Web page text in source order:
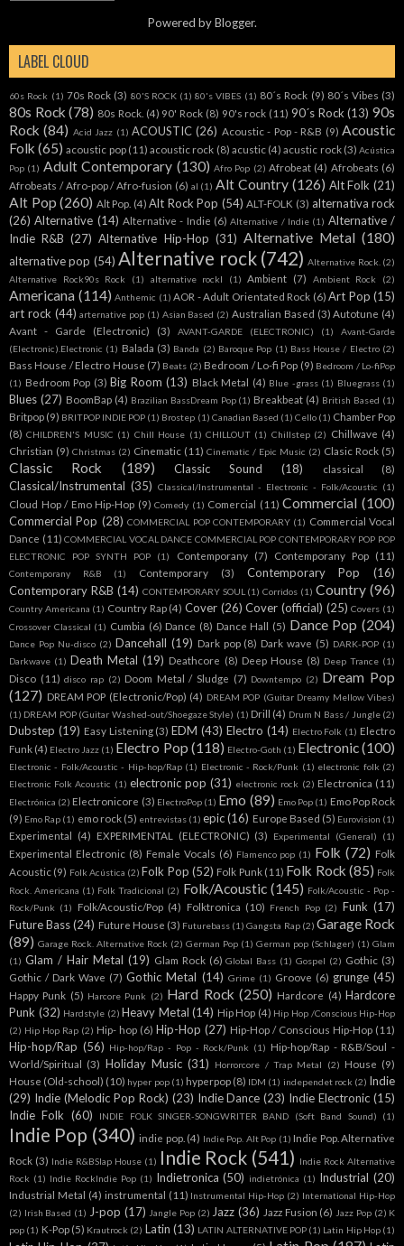
Powered byBlogger.
LABEL CLOUD
60s Rock (1) 70s Rock (3) 80'S ROCK (1) 80's VIBES (1) 80´s Rock (9) 80´s Vibes (3)
80s Rock (78) 80s Rock. (4) 90' Rock (8) 90's rock (11) 90´s Rock (13) 90s
Rock (84) Acid Jazz (1) ACOUSTIC (26) Acoustic - Pop - R&B (9) Acoustic
Folk (65) acoustic pop (11) acoustic rock (8) acustic (4) acustic rock (3) Acústica
Pop (1) Adult Contemporary (130) Afro Pop (2) Afrobeat (4) Afrobeats (6)
Afrobeats / Afro-pop / Afro-fusion (6) al (1) Alt Country (126) Alt Folk (21)
Alt Pop (260) Alt Pop. (4) Alt Rock Pop (54) ALT-FOLK (3) alternativa rock
(26) Alternative (14) Alternative - Indie (6) Alternative / Indie (1) Alternative /
Indie R&B (27) Alternative Hip-Hop (31) Alternative Metal (180)
alternative pop (54) Alternative rock (742) Alternative Rock. (2)
Alternative Rock90s Rock
(1) alternative rockl (1) Ambient (7) Ambient Rock (2)
Americana (114) Anthemic (1) AOR - Adult Orientated Rock (6) Art Pop (15)
art rock (44) arternative pop (1) Asian Based (2) Australian Based (3) Autotune (4)
Avant - Garde (Electronic)
(3) AVANT-GARDE (ELECTRONIC) (1)
Avant-Garde
(Electronic).Electronic (1) Balada (3) Banda (2) Baroque Pop (1) Bass House / Electro (2)
Bass House / Electro House (7) Beats (2) Bedroom / Lo-fi Pop (9) Bedroom / Lo-fiPop
(1) Bedroom Pop (3) Big Room (13) Black Metal (4) Blue -grass (1) Bluegrass (1)
Blues (27) BoomBap (4) Brazilian BassDream Pop (1) Breakbeat (4) British Based (1)
Britpop (9) BRITPOP INDIE POP (1) Brostep (1) Canadian Based (1) Cello (1) Chamber Pop
(8) CHILDREN'S MUSIC (1) Chill House (1) CHILLOUT (1) Chillstep (2) Chillwave (4)
Christian (9) Christmas (2) Cinematic (11) Cinematic / Epic Music (2) Clasic Rock (5)
Classic Rock (189) Classic Sound (18) classical (8)
Classical/Instrumental (35) Classical/Instrumental - Electronic - Folk/Acoustic (1)
Cloud Hop / Emo Hip-Hop (9) Comedy (1) Comercial (11) Commercial (100)
Commercial Pop (28) COMMERCIAL POP CONTEMPORARY (1) Commercial Vocal
Dance (11) COMMERCIAL VOCAL DANCE COMMERCIAL POP CONTEMPORARY POP POP
ELECTRONIC POP SYNTH POP
(1) Contemporany (7) Contemporany Pop (11)
Contemporany R&B (1) Contemporary (3) Contemporary Pop
(16)
Contemporary R&B (14) CONTEMPORARY SOUL (1) Corridos (1) Country (96)
Country Americana (1) Country Rap (4) Cover (26) Cover (official) (25) Covers (1)
Crossover Classical (1) Cumbia (6) Dance (8) Dance Hall (5) Dance Pop (204)
Dance Pop Nu-disco (2) Dancehall (19) Dark pop (8) Dark wave (5) DARK-POP (1)
Darkwave (1) Death Metal (19) Deathcore (8) Deep House (8) Deep Trance (1)
Disco (11) disco rap (2) Doom Metal / Sludge (7) Downtempo (2) Dream Pop
(127) DREAM POP (Electronic/Pop) (4) DREAM POP (Guitar Dreamy Mellow Vibes)
(1) DREAM POP (Guitar Washed-out/Shoegaze Style) (1) Drill (4) Drum N Bass / Jungle (2)
Dubstep (19) Easy Listening (3) EDM (43) Electro (14) Electro Folk (1) Electro
Funk (4) Electro Jazz (1) Electro Pop (118) Electro-Goth (1) Electronic(100)
Electronic - Folk/Acoustic - Hip-hop/Rap (1) Electronic - Rock/Punk (1) electronic folk (2)
Electronic Folk Acoustic (1) electronic pop (31) electronic rock (2) Electronica (11)
Electrónica (2) Electronicore (3) ElectroPop (1) Emo (89) Emo Pop (1) Emo Pop Rock
(9) Emo Rap (1) emo rock (5) entrevistas (1) epic (16) Europe Based (5) Eurovision (1)
Experimental (4) EXPERIMENTAL (ELECTRONIC) (3) Experimental (General) (1)
Experimental Electronic (8) Female Vocals (6) Flamenco pop (1) Folk (72) Folk
Acoustic (9) Folk Acústica (2) Folk Pop (52) Folk Punk (11) Folk Rock (85) Folk
Rock. Americana (1) Folk Tradicional (2) Folk/Acoustic (145) Folk/Acoustic - Pop -
Rock/Punk (1) Folk/Acoustic/Pop (4) Folktronica (10) French Pop (2) Funk (17)
Future Bass (24) Future House (3) Futurebass (1) Gangsta Rap (2) Garage Rock
(89) Garage Rock. Alternative Rock (2) German Pop (1) German pop (Schlager) (1) Glam
(1) Glam / Hair Metal (19) Glam Rock (6) Global Bass (1) Gospel (2) Gothic (3)
Gothic / Dark Wave (7) Gothic Metal (14) Grime (1) Groove (6) grunge (45)
Happy Punk (5) Harcore Punk (2) Hard Rock (250) Hardcore (4) Hardcore
Punk (32) Hardstyle (2) Heavy Metal (14) Hip Hop (4) Hip Hop /Conscious Hip-Hop
(2) Hip Hop Rap (2) Hip- hop (6) Hip-Hop (27) Hip-Hop / Conscious Hip-Hop (11)
Hip-hop/Rap (56) Hip-hop/Rap - Pop - Rock/Punk (1) Hip-hop/Rap - R&B/Soul -
World/Spiritual (3) Holiday Music (31) Horrorcore / Trap Metal (2) House (9)
House (Old-school) (10) hyper pop (1) hyperpop (8) IDM (1) independet rock (2) Indie
(29) Indie (Melodic Pop Rock) (23) Indie Dance (23) Indie Electronic (15)
Indie Folk (60) INDIE FOLK SINGER-SONGWRITER BAND (Soft Band Sound) (1)
Indie Pop (340) indie pop. (4) Indie Pop. Alt Pop (1) Indie Pop. Alternative
Rock (3) Indie R&BSlap House (1) Indie Rock (541) Indie Rock Alternative
Rock (1) Indie RockIndie Pop (1) Indietronica (50) indietrónica (1) Industrial (20)
Industrial Metal (4) instrumental (11) Instrumental Hip-Hop (2) International Hip-Hop
(2) Irish Based (1) J-pop (17) Jangle Pop (2) Jazz (36) Jazz Fusion (6) Jazz Pop (2) K
pop (1) K-Pop (5) Krautrock (2) Latin (13) LATIN ALTERNATIVE POP (1) Latin Hip Hop (1)